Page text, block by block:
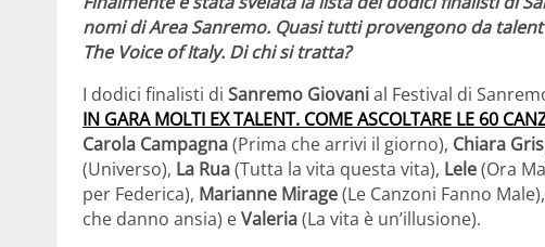
nomi di Area Sanremo. Quasi tutti provengono da
The Voice of Italy. Di chi si tratta?
I dodici finalisti di Sanremo Giovanial Festival di
IN GARA MOLTI EX TALENT. COME ASCOLTARE LE 60
Carola Campagna(Prima che arrivi il giorno), Chiara
(Universo), La Rua(Tutta la vita questa vita), Lele(Ora
per Federica), Marianne Mirage(Le Canzoni Fanno Male),
che danno ansia) eValeria(La vita è un’illusione).